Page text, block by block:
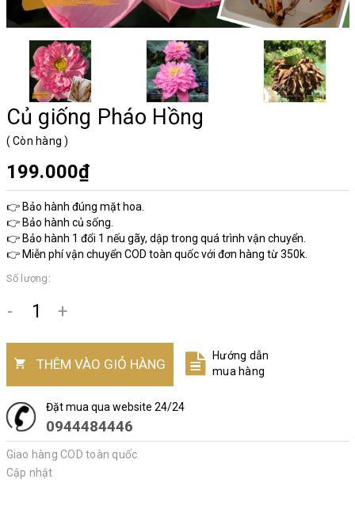
Củ giống Pháo Hồng
( Còn hàng)
199.000₫
👉 Bảo hành đúng mặt hoa.
👉 Bảo hành củ sống.
👉 Bảo hành 1 đổi 1 nếu gãy, dập trong quá trình vận chuyển.
👉 Miễn phí vận chuyển COD toàn quốc với đơn hàng từ 350k.
Số lượng:
- +
THÊM VÀO GIỎ HÀNG
Hướng dẫn
mua hàng
Đặt mua qua website 24/24
0944484446
Giao hàng COD toàn quốc
Cập nhật